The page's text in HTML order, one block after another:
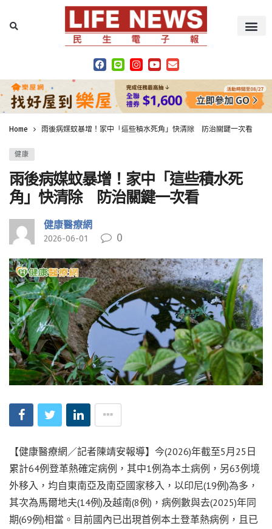
Home 雨後病媒蚊暴增！家中「這些積水死角」快清除 防治關鍵一次看
健康
雨後病媒蚊暴增！家中「這些積水死
角」快清除 防治關鍵一次看
健康醫療網
2026-06-01 0
【健康醫療網／記者陳靖安報導】今(2026)年截至5月25日
累計64例登革熱確定病例，其中1例為本土病例，另63例境
外移入，均自東南亞及南亞國家移入，以印尼(19例)為多，
其次為馬爾地夫(14例)及越南(8例)，病例數與去(2025)年同
期(69例)相當。目前國內已出現首例本土登革熱病例，且已